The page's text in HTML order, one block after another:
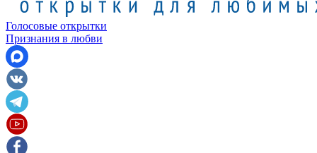
Голосовые открытки
Признания в любви